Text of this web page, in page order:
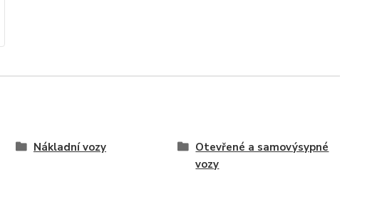
Nákladní vozy
Otevřené a samovýsypné
vozy